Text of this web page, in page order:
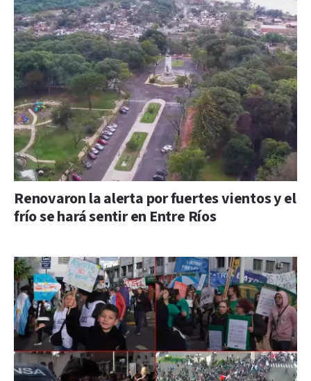
Renovaron la alerta por fuertes vientos y el
frío se hará sentir en Entre Ríos